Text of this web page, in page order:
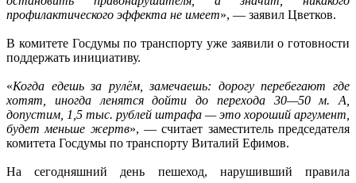
профилактического эффекта не имеет», — заявил Цветков.
В комитете Госдумы по транспорту уже заявили о готовности
поддержать инициативу.
«Когда едешь за рулём, замечаешь: дорогу перебегают где
хотят, иногда ленятся дойти до перехода 30—50 м. А,
допустим, 1,5 тыс. рублей штрафа — это хороший аргумент,
будет меньше жертв», — считает заместитель председателя
комитета Госдумы по транспорту Виталий Ефимов.
На сегодняшний день пешеход, нарушивший правила